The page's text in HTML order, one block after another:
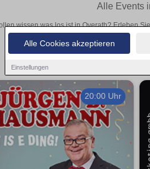
Alle Cookies akzeptieren
Einstellungen
Alle Events
wissen was los ist in Overath? Erleben
oder aufregende
20:00 Uhr